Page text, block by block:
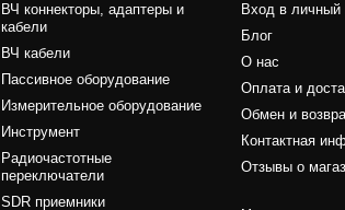
ВЧ коннекторы, адаптеры и
кабели
ВЧ кабели
Пассивное оборудование
Измерительное оборудование
Инструмент
Радиочастотные
переключатели
SDR приемники
Вход в личный
Блог
О нас
Оплата и
Обмен и
Контактная
Отзывы о